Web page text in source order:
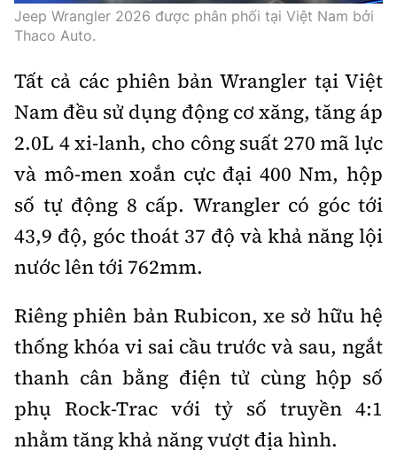
Jeep Wrangler 2026 được phân phối tại Việt Nam bởi
Thaco Auto.
Tất cả các phiên bản Wrangler tại Việt
Nam đều sử dụng động cơ xăng, tăng áp
2.0L 4 xi-lanh, cho công suất 270 mã lực
và mô-men xoắn cực đại 400 Nm, hộp
số tự động 8 cấp. Wrangler có góc tới
43,9 độ, góc thoát 37 độ và khả năng lội
nước lên tới 762mm.
Riêng phiên bản Rubicon, xe sở hữu hệ
thống khóa vi sai cầu trước và sau, ngắt
thanh cân bằng điện tử cùng hộp số
phụ Rock-Trac với tỷ số truyền 4:1
nhằm tăng khả năng vượt địa hình.